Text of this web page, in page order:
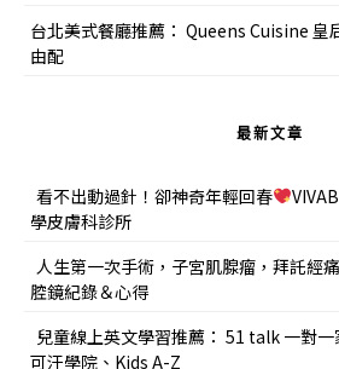
台北美式餐廳推薦： Queens Cuisine 皇
由配
最新文章
看不出動過針！卻神奇年輕回春
學皮膚科診所
人生第一次手術，子宮肌腺瘤，拜託經
腔鏡紀錄＆心得
兒童線上英文學習推薦： 51 talk 一對
可汗學院、Kids A-Z